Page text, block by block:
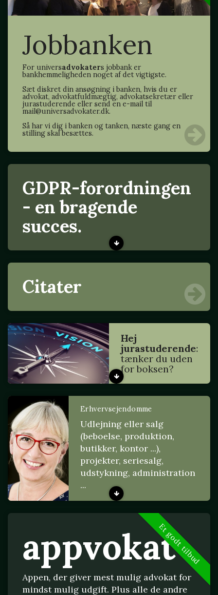
Jobbanken
For universadvokaters jobbank er
bankhemmeligheden noget af det vigtigste.
Sæt diskret din ansøgning i banken, hvis du er
advokat, advokatfuldmægtig, advokatsekretær eller
jurastuderende eller send en e-mail til
mail@universadvokater.dk.
Så har vi dig i banken og tanken, næste gang en
stilling skal besættes.
GDPR-forordningen
- en bragende
succes.
Citater
Hej
jurastuderende:
tænker du uden
for boksen?
Erhvervsejendomme
Udlejning eller salg
(beboelse, produktion,
butikker, kontor ...),
projekter, seriesalg,
udstykning, administration
...
Et godt tilbud
appvokat
Appen, der giver mest mulig advokat for
mindst mulig udgift. Plus alle de andre